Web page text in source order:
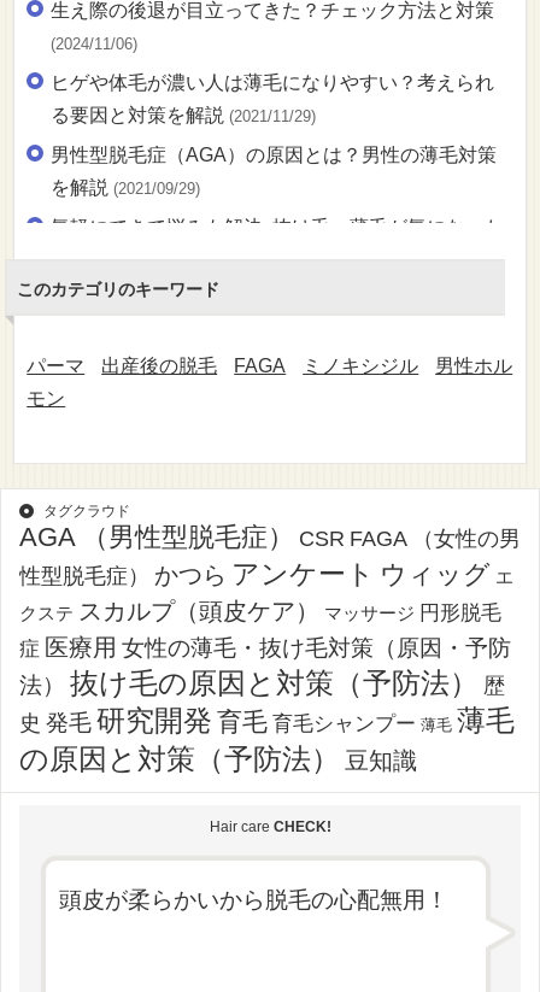
生え際の後退が目立ってきた？チェック方法と対策
(2024/11/06)
ヒゲや体毛が濃い人は薄毛になりやすい？考えられ
る要因と対策を解説(2021/11/29)
男性型脱毛症（AGA）の原因とは？男性の薄毛対策
を解説(2021/09/29)
気軽にできて悩みも解決♪抜け毛・薄毛が気になった
ら増毛エクステがおすすめ(2021/08/27)
育毛剤とは？発毛剤との違いを知って正しい薄毛対
育毛とは？知っておきたい育毛の特徴と方法【メリ
ット・デメリット】
薄毛の悩み・不安を解消！予防策から都市伝説まで
徹底解説 (2021/06/21)
薄毛の相談はどこにするべき？あなたに合う薄毛の
相談窓口を知ろう(2021/05/26)
このカテゴリのキーワード
パーマ 出産後の脱毛 FAGA ミノキシジル
男性ホル
モン
タグクラウド
AGA （男性型脱毛症） CSR FAGA （女性の男
性型脱毛症）
かつら アンケート ウィッグ エ
クステ スカルプ（頭皮ケア） マッサージ 円形脱毛
症 医療用 女性の薄毛・抜け毛対策（原因・予防
法）
抜け毛の原因と対策（予防法）
歴
史 発毛研究開発 育毛 育毛シャンプー 薄毛 薄毛
の原因と対策（予防法）
豆知識
Hair care CHECK!
頭皮が柔らかいから脱毛の心配無用！